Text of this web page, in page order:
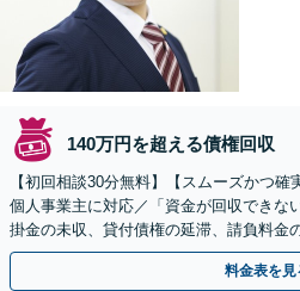
140万円を超える債権回収
【初回相談30分無料】【スムーズかつ確
個人事業主に対応／「資金が回収できな
掛金の未収、貸付債権の延滞、請負料金
訴訟、強制執行手続きなどお任せくださ
料金表を見